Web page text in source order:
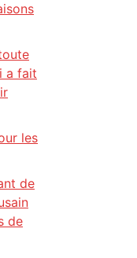
a fait
les
de
de